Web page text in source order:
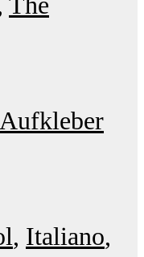
Italiano